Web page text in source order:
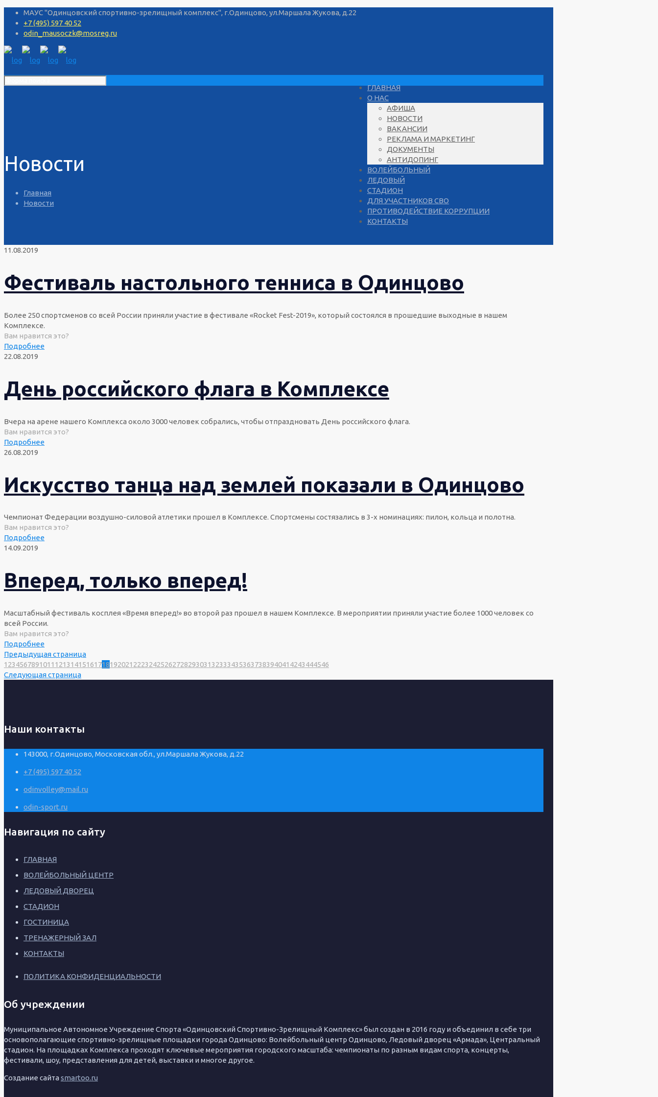
МАУС "Одинцовский спортивно-зрелищный комплекс", г.Одинцово, ул.Маршала Жукова, д.22
+7 (495) 597 40 52
odin_mausoczk@mosreg.ru
ГЛАВНАЯ
О НАС
АФИША
НОВОСТИ
ВАКАНСИИ
РЕКЛАМА И МАРКЕТИНГ
ДОКУМЕНТЫ
АНТИДОПИНГ
ВОЛЕЙБОЛЬНЫЙ
ЛЕДОВЫЙ
СТАДИОН
ДЛЯ УЧАСТНИКОВ СВО
ПРОТИВОДЕЙСТВИЕ КОРРУПЦИИ
КОНТАКТЫ
Новости
Главная
Новости
11.08.2019
Фестиваль настольного тенниса в Одинцово
Более 250 спортсменов со всей России приняли участие в фестивале «Rocket Fest-2019», который состоялся в прошедшие выходные в нашем
Комплексе.
Вам нравится это?
Подробнее
22.08.2019
День российского флага в Комплексе
Вчера на арене нашего Комплекса около 3000 человек собрались, чтобы отпраздновать День российского флага.
Вам нравится это?
Подробнее
26.08.2019
Искусство танца над землей показали в Одинцово
Чемпионат Федерации воздушно-силовой атлетики прошел в Комплексе. Спортсмены состязались в 3-х номинациях: пилон, кольца и полотна.
Вам нравится это?
Подробнее
14.09.2019
Вперед, только вперед!
Масштабный фестиваль косплея «Время вперед!» во второй раз прошел в нашем Комплексе. В мероприятии приняли участие более 1000 человек со
всей России.
Вам нравится это?
Подробнее
Предыдущая страница
1 234567891011 12131415161718192021 2223242526272829303132333435363738394041 4243444546
Следующая страница
Наши контакты
143000, г.Одинцово, Московская обл., ул.Маршала Жукова, д.22
+7 (495) 597 40 52
odinvolley@mail.ru
odin-sport.ru
Навигация по сайту
ГЛАВНАЯ
ВОЛЕЙБОЛЬНЫЙ ЦЕНТР
ЛЕДОВЫЙ ДВОРЕЦ
СТАДИОН
ГОСТИНИЦА
ТРЕНАЖЕРНЫЙ ЗАЛ
КОНТАКТЫ
ПОЛИТИКА КОНФИДЕНЦИАЛЬНОСТИ
Об учреждении
Муниципальное Автономное Учреждение Спорта «Одинцовский Спортивно-Зрелищный Комплекс» был создан в 2016 году и объединил в себе три
основополагающие спортивно-зрелищные площадки города Одинцово: Волейбольный центр Одинцово, Ледовый дворец «Армада», Центральный
стадион. На площадках Комплекса проходят ключевые мероприятия городского масштаба: чемпионаты по разным видам спорта, концерты,
фестивали, шоу, представления для детей, выставки и многое другое.
Создание сайтаsmartoo.ru